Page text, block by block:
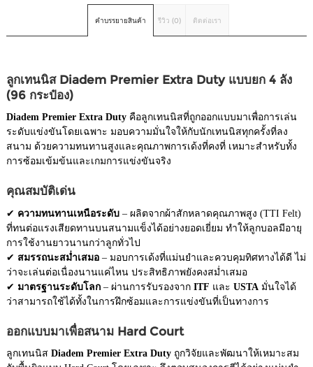
คำบรรยายสินค้า รีวิว (0) ติดต่อเรา
ลูกเทนนิส Diadem Premier Extra Duty แบบยก 4 ลัง
(96 กระป๋อง)
Diadem Premier Extra Duty คือลูกเทนนิสที่ถูกออกแบบมาเพื่อการเล่น
ระดับแข่งขันโดยเฉพาะ มอบความมั่นใจให้กับนักเทนนิสทุกครั้งที่ลง
สนาม ด้วยความทนทานสูงและคุณภาพการเด้งที่คงที่ เหมาะสำหรับทั้ง
การซ้อมเข้มข้นและเกมการแข่งขันจริง
คุณสมบัติเด่น
✔ ความทนทานเหนือระดับ – ผลิตจากผ้าสักหลาดคุณภาพสูง (TTI Felt)
ที่ทนต่อแรงเสียดทานบนสนามแข็งได้อย่างยอดเยี่ยม ทำให้ลูกบอลมีอายุ
การใช้งานยาวนานกว่าลูกทั่วไป
✔ สมรรถนะสม่ำเสมอ – มอบการเด้งที่แม่นยำและควบคุมทิศทางได้ดี ไม่
ว่าจะเล่นต่อเนื่องนานแค่ไหน ประสิทธิภาพยังคงสม่ำเสมอ
✔ มาตรฐานระดับโลก – ผ่านการรับรองจาก ITF และ USTA มั่นใจได้
ว่าสามารถใช้ได้ทั้งในการฝึกซ้อมและการแข่งขันที่เป็นทางการ
ออกแบบมาเพื่อสนาม Hard Court
ลูกเทนนิส Diadem Premier Extra Duty ถูกวิจัยและพัฒนาให้เหมาะสม